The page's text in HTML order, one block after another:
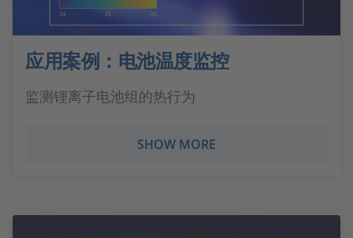
应用案例：电池温度监控
监测锂离子电池组的热行为
SHOW MORE